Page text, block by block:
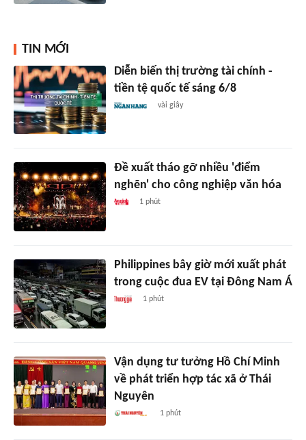
TIN MỚI
Diễn biến thị trường tài chính -
tiền tệ quốc tế sáng 6/8
vài giây
Đề xuất tháo gỡ nhiều 'điểm
nghẽn' cho công nghiệp văn hóa
1 phút
Philippines bây giờ mới xuất phát
trong cuộc đua EV tại Đông Nam Á
1 phút
Vận dụng tư tưởng Hồ Chí Minh
về phát triển hợp tác xã ở Thái
Nguyên
1 phút